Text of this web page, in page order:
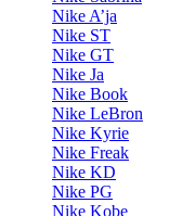
Nike A’ja
Nike ST
Nike GT
Nike Ja
Nike Book
Nike LeBron
Nike Kyrie
Nike Freak
Nike KD
Nike PG
Nike Kobe